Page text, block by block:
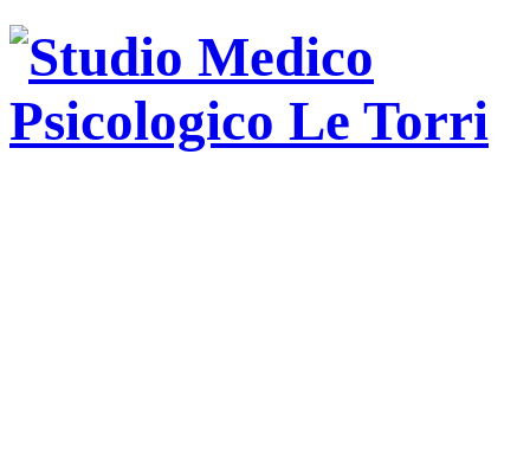
Psicologa
psicoterapeuta
orientamento
psicodinamica.
Training
autogeno